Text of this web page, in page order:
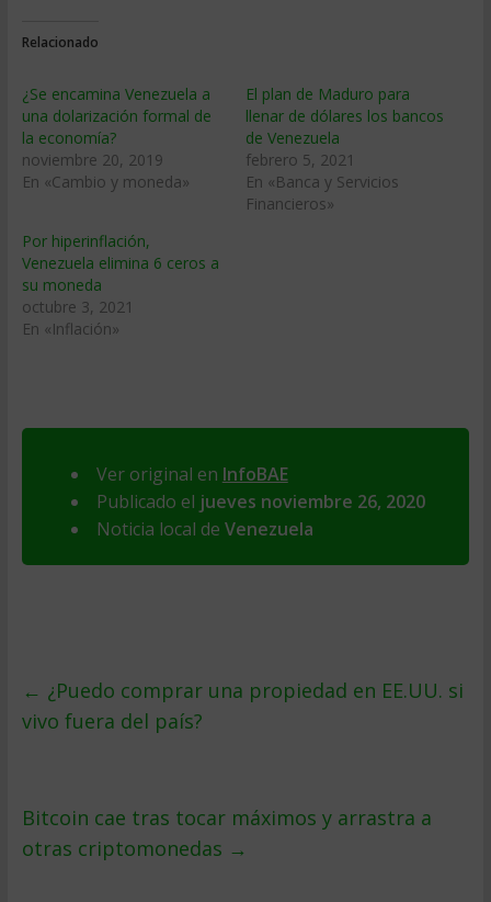
Relacionado
¿Se encamina Venezuela a
una dolarización formal de
la economía?
noviembre 20, 2019
En «Cambio y moneda»
El plan de Maduro para
llenar de dólares los bancos
de Venezuela
febrero 5, 2021
En «Banca y Servicios
Financieros»
Por hiperinflación,
Venezuela elimina 6 ceros a
su moneda
octubre 3, 2021
En «Inflación»
Ver original en InfoBAE
Publicado el jueves noviembre 26, 2020
Noticia local de Venezuela
← ¿Puedo comprar una propiedad en EE.UU. si
vivo fuera del país?
Bitcoin cae tras tocar máximos y arrastra a
otras criptomonedas →